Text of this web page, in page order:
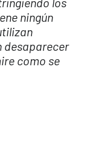
ningún
desaparecer
como se